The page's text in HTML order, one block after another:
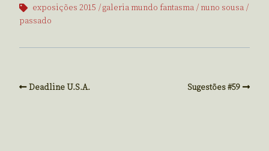
exposições 2015
galeria mundo fantasma
nuno sousa
passado
Deadline U.S.A. Sugestões #59